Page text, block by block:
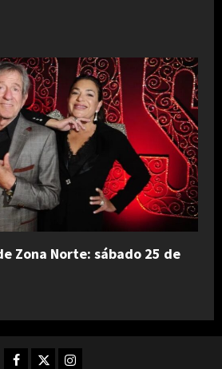
Zona Norte: sábado 25 de
Facebook
TwitterInstagram